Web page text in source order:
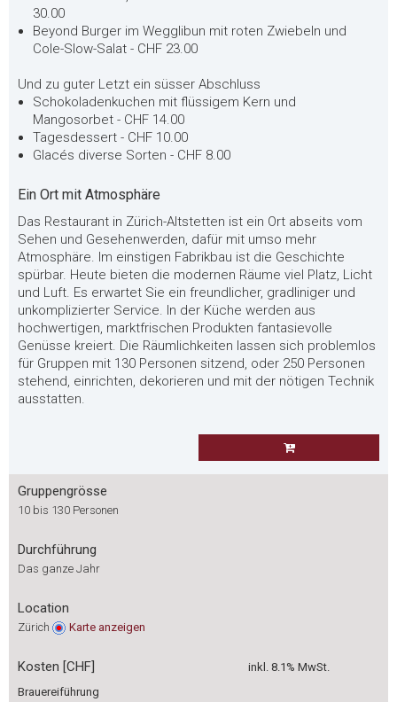
30.00
Beyond Burger im Wegglibun mit roten Zwiebeln und
Cole-Slow-Salat - CHF 23.00
Und zu guter Letzt ein süsser Abschluss
Schokoladenkuchen mit flüssigem Kern und
Mangosorbet - CHF 14.00
Tagesdessert - CHF 10.00
Glacés diverse Sorten - CHF 8.00
Ein Ort mit Atmosphäre
Das Restaurant in Zürich-Altstetten ist ein Ort abseits vom
Sehen und Gesehenwerden, dafür mit umso mehr
Atmosphäre. Im einstigen Fabrikbau ist die Geschichte
spürbar. Heute bieten die modernen Räume viel Platz, Licht
und Luft. Es erwartet Sie ein freundlicher, gradliniger und
unkomplizierter Service. In der Küche werden aus
hochwertigen, marktfrischen Produkten fantasievolle
Genüsse kreiert. Die Räumlichkeiten lassen sich problemlos
für Gruppen mit 130 Personen sitzend, oder 250 Personen
stehend, einrichten, dekorieren und mit der nötigen Technik
ausstatten.
Gruppengrösse
10 bis 130 Personen
Durchführung
Das ganze Jahr
Location
Zürich Karte anzeigen
Kosten [CHF]
inkl. 8.1% MwSt.
Brauereiführung